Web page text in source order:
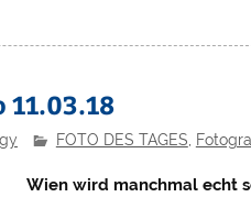
FOTO DES TAGES
Wien wird manchmal echt